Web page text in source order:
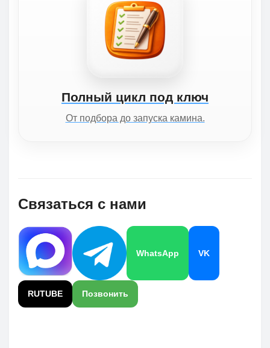
Полный цикл под ключ
От подбора до запуска камина.
Связаться с нами
WhatsApp VK
RUTUBE Позвонить